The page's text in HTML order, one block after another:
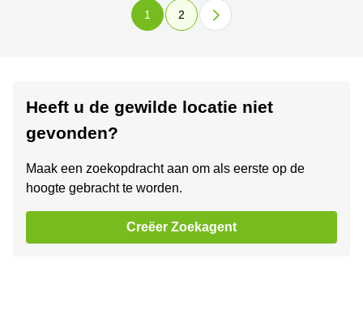
1 2
Heeft u de gewilde locatie niet
gevonden?
Maak een zoekopdracht aan om als eerste op de
hoogte gebracht te worden.
Creëer Zoekagent